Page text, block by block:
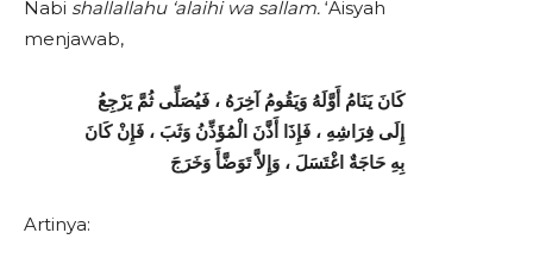
Nabi shallallahu ‘alaihi wa sallam. ‘Aisyah
menjawab,
كَانَ يَنَامُ أَوَّلَهُ وَيَقُومُ آخِرَهُ ، فَيُصَلِّى ثُمَّ يَرْجِعُ
إِلَى فِرَاشِهِ ، فَإِذَا أَذَّنَ الْمُؤَذِّنُ وَثَبَ ، فَإِنْ كَانَ
بِهِ حَاجَةٌ اغْتَسَلَ ، وَإِلاَّ تَوَضَّأَ وَخَرَجَ
Artinya: